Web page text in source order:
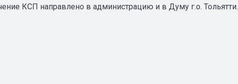
КСП направлено в администрацию и в Думу г.о. Тольятти.